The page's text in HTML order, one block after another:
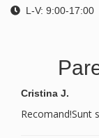
L-V: 9:00-17:00
Cristina J.
Recomand!Sunt